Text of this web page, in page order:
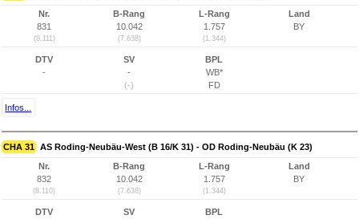
Nr.
831
(8.111)
B-Rang
10.042
(7.638)
L-Rang
1.757
(1.344)
Land
BY
DTV
-
SV
-
(-)
BPL
WB*
FD
Infos...
CHA 31 AS Roding-Neubäu-West (B 16/K 31) - OD Roding-Neubäu (K 23)
Nr.
832
(8.110)
B-Rang
10.042
(7.638)
L-Rang
1.757
(1.344)
Land
BY
DTV SV BPL